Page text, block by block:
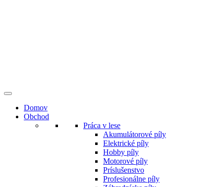
Domov
Obchod
Práca v lese
Akumulátorové píly
Elektrické píly
Hobby píly
Motorové píly
Príslušenstvo
Profesionálne píly